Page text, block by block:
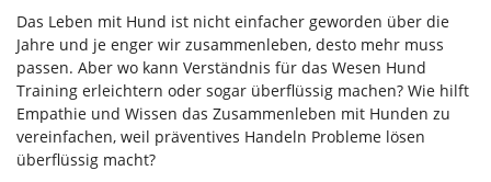
Das Leben mit Hund ist nicht einfacher geworden über die
Jahre und je enger wir zusammenleben, desto mehr muss
passen. Aber wo kann Verständnis für das Wesen Hund
Training erleichtern oder sogar überflüssig machen? Wie hilft
Empathie und Wissen das Zusammenleben mit Hunden zu
vereinfachen, weil präventives Handeln Probleme lösen
überflüssig macht?